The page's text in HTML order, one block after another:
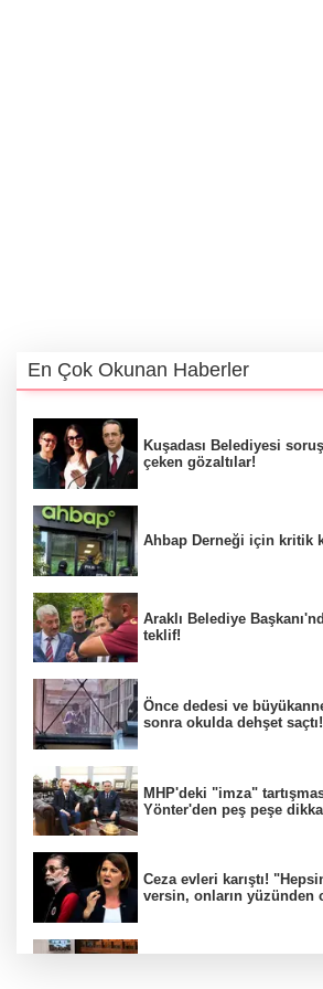
En Çok Okunan Haberler
Kuşadası Belediyesi
çeken gözaltılar!
Ahbap Derneği için kritik
Araklı Belediye
teklif!
Önce dedesi ve
sonra okulda dehşet saçtı!
MHP'deki "imza"
Yönter'den peş peşe
Ceza evleri karıştı!
versin, onların yüzünden